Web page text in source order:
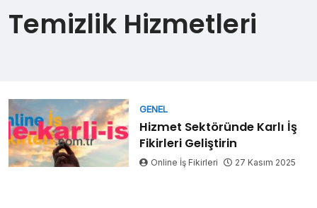
Temizlik Hizmetleri
GENEL
Hizmet Sektöründe Karlı İş
Fikirleri Geliştirin
Online İş Fikirleri 27 Kasım 2025